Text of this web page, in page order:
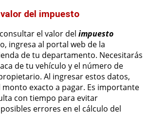
del impuesto
el valor del impuesto
ingresa al portal web de la
de tu departamento. Necesitarás
de tu vehículo y el número de
Al ingresar estos datos,
exacto a pagar. Es importante
con tiempo para evitar
errores en el cálculo del